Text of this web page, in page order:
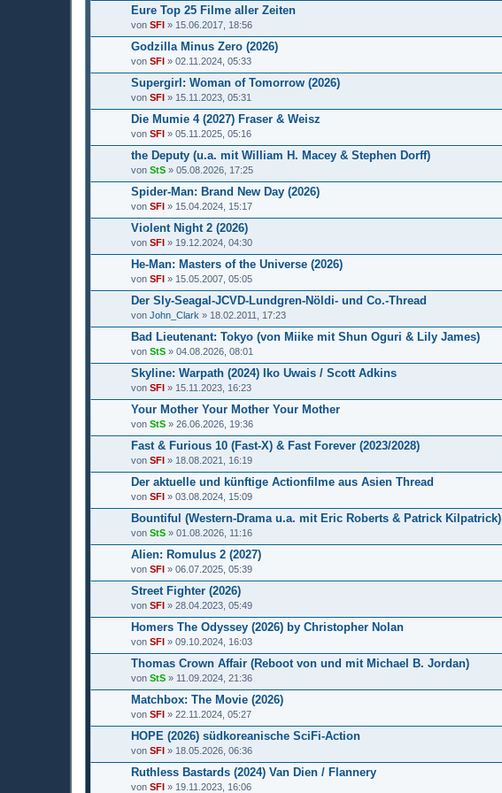
Eure Top 25 Filme aller Zeiten
von SFI » 15.06.2017, 18:56
Godzilla Minus Zero (2026)
von SFI » 02.11.2024, 05:33
Supergirl: Woman of Tomorrow (2026)
von SFI » 15.11.2023, 05:31
Die Mumie 4 (2027) Fraser & Weisz
von SFI » 05.11.2025, 05:16
the Deputy (u.a. mit William H. Macey & Stephen Dorff)
von StS » 05.08.2026, 17:25
Spider-Man: Brand New Day (2026)
von SFI » 15.04.2024, 15:17
Violent Night 2 (2026)
von SFI » 19.12.2024, 04:30
He-Man: Masters of the Universe (2026)
von SFI » 15.05.2007, 05:05
Der Sly-Seagal-JCVD-Lundgren-Nöldi- und Co.-Thread
von John_Clark » 18.02.2011, 17:23
Bad Lieutenant: Tokyo (von Miike mit Shun Oguri & Lily James)
von StS » 04.08.2026, 08:01
Skyline: Warpath (2024) Iko Uwais / Scott Adkins
von SFI » 15.11.2023, 16:23
Your Mother Your Mother Your Mother
von StS » 26.06.2026, 19:36
Fast & Furious 10 (Fast-X) & Fast Forever (2023/2028)
von SFI » 18.08.2021, 16:19
Der aktuelle und künftige Actionfilme aus Asien Thread
von SFI » 03.08.2024, 15:09
Bountiful (Western-Drama u.a. mit Eric Roberts & Patrick Kilpatrick)
von StS » 01.08.2026, 11:16
Alien: Romulus 2 (2027)
von SFI » 06.07.2025, 05:39
Street Fighter (2026)
von SFI » 28.04.2023, 05:49
Homers The Odyssey (2026) by Christopher Nolan
von SFI » 09.10.2024, 16:03
Thomas Crown Affair (Reboot von und mit Michael B. Jordan)
von StS » 11.09.2024, 21:36
Matchbox: The Movie (2026)
von SFI » 22.11.2024, 05:27
HOPE (2026) südkoreanische SciFi-Action
von SFI » 18.05.2026, 06:36
Ruthless Bastards (2024) Van Dien / Flannery
von SFI » 19.11.2023, 16:06